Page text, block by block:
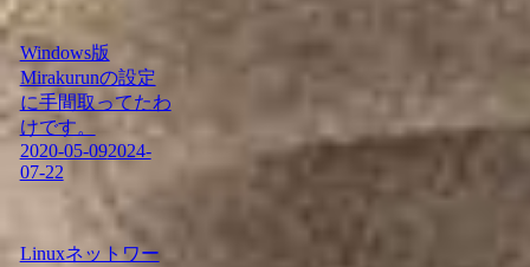
Windows版
Mirakurunの設定
に手間取ってたわ
けです。
2020-05-092024-
07-22
Linuxネットワー